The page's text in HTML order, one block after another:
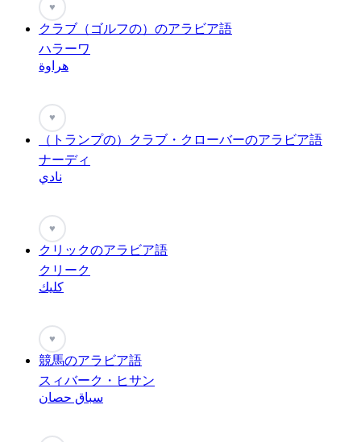
♥
クラブ（ゴルフの）のアラビア語
ハラーワ
هراوة
♥
（トランプの）クラブ・クローバーのアラビア語
ナーディ
نادي
♥
クリックのアラビア語
クリーク
كليك
♥
競馬のアラビア語
スィバーク・ヒサン
سباق حصان